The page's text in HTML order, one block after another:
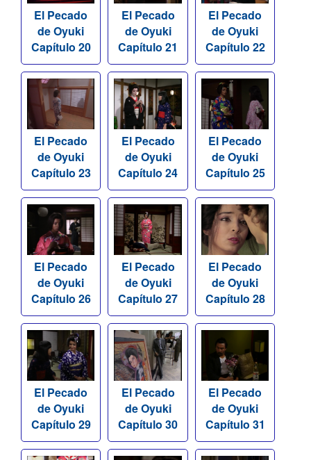
El Pecado
de Oyuki
Capítulo 20
El Pecado
de Oyuki
Capítulo 21
El Pecado
de Oyuki
Capítulo 22
El Pecado
de Oyuki
Capítulo 23
El Pecado
de Oyuki
Capítulo 24
El Pecado
de Oyuki
Capítulo 25
El Pecado
de Oyuki
Capítulo 26
El Pecado
de Oyuki
Capítulo 27
El Pecado
de Oyuki
Capítulo 28
El Pecado
de Oyuki
Capítulo 29
El Pecado
de Oyuki
Capítulo 30
El Pecado
de Oyuki
Capítulo 31